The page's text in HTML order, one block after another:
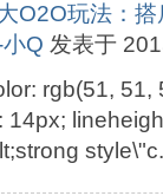
O2O玩法：
Q 发表于
rgb(51, 51,
14px;